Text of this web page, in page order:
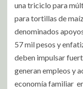
una triciclo para
para tortillas de
denominados
57 mil pesos y
deben impulsar
generan empleos y
economía familiar